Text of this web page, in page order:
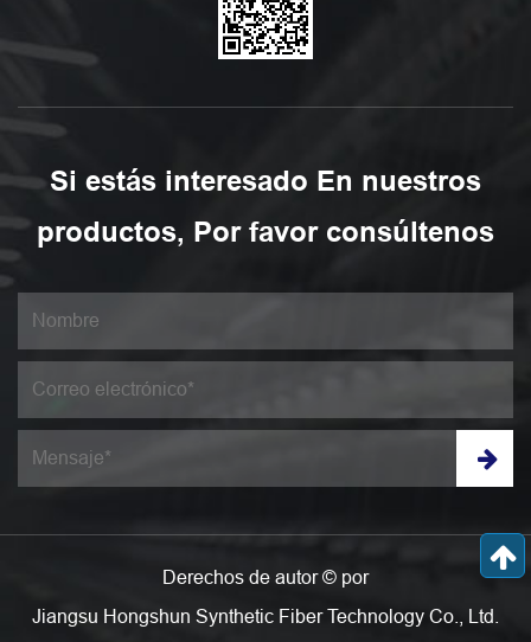
Si estás interesado En nuestros
productos, Por favor consúltenos
Derechos de autor © por
Jiangsu Hongshun Synthetic Fiber Technology Co., Ltd.